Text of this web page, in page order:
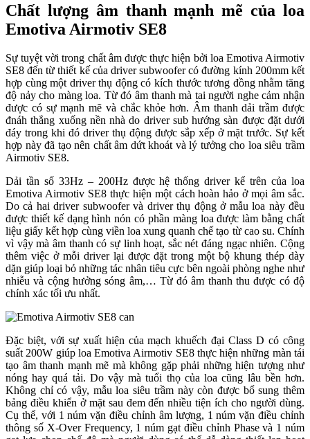
Chất lượng âm thanh mạnh mẽ của loa
Emotiva Airmotiv SE8
Sự tuyệt vời trong chất âm được thực hiện bởi loa Emotiva Airmotiv
SE8 đến từ thiết kế của driver subwoofer có đường kính 200mm kết
hợp cùng một driver thụ động có kích thước tương đồng nhằm tăng
độ nảy cho màng loa. Từ đó âm thanh mà tai người nghe cảm nhận
được có sự mạnh mẽ và chắc khỏe hơn. Âm thanh dải trầm được
đnáh thẳng xuống nền nhà do driver sub hướng sàn được đặt dưới
đáy trong khi đó driver thụ động được sắp xếp ở mặt trước. Sự kết
hợp này đã tạo nên chất âm dứt khoát và lý tưởng cho loa siêu trầm
Airmotiv SE8.
Dải tần số 33Hz – 200Hz được hệ thống driver kể trên của loa
Emotiva Airmotiv SE8 thực hiện một cách hoàn hảo ở mọi âm sắc.
Do cả hai driver subwoofer và driver thụ động ở mẫu loa này đều
được thiết kế dạng hình nón có phần màng loa được làm bằng chất
liệu giấy kết hợp cùng viền loa xung quanh chế tạo từ cao su. Chính
vì vậy mà âm thanh có sự linh hoạt, sắc nét đáng ngạc nhiên. Cộng
thêm việc ở mỗi driver lại được đặt trong một bộ khung thép dày
dặn giúp loại bỏ những tác nhân tiêu cực bên ngoài phòng nghe như
nhiễu và cộng hưởng sóng âm,… Từ đó âm thanh thu được có độ
chính xác tối ưu nhất.
Đặc biệt, với sự xuất hiện của mạch khuếch đại Class D có công
suất 200W giúp loa Emotiva Airmotiv SE8 thực hiện những màn tái
tạo âm thanh mạnh mẽ mà không gặp phải những hiện tượng như
nóng hay quá tải. Do vậy mà tuổi thọ của loa cũng lâu bền hơn.
Không chỉ có vậy, mẫu loa siêu trầm này còn được bổ sung thêm
bảng điều khiển ở mặt sau đem đến nhiều tiện ích cho người dùng.
Cụ thể, với 1 núm vặn điều chỉnh âm lượng, 1 núm vặn điều chỉnh
thông số X-Over Frequency, 1 núm gạt điều chỉnh Phase và 1 núm